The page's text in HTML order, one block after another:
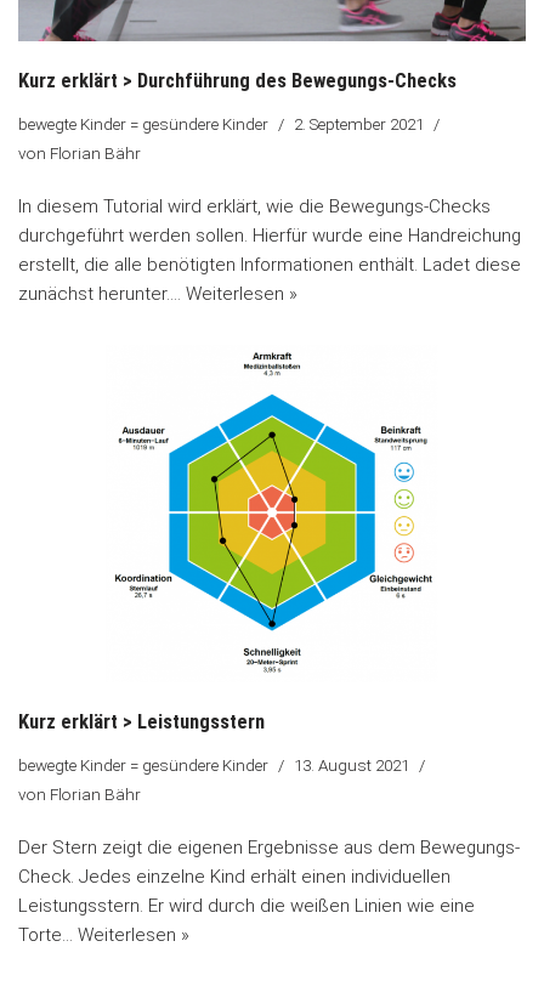
Kurz erklärt > Durchführung des Bewegungs-Checks
bewegte Kinder = gesündere Kinder
2. September 2021
von Florian Bähr
In diesem Tutorial wird erklärt, wie die Bewegungs-Checks
durchgeführt werden sollen. Hierfür wurde eine Handreichung
erstellt, die alle benötigten Informationen enthält. Ladet diese
zunächst herunter.… Weiterlesen »
Kurz erklärt > Leistungsstern
bewegte Kinder = gesündere Kinder
13. August 2021
von Florian Bähr
Der Stern zeigt die eigenen Ergebnisse aus dem Bewegungs-
Check. Jedes einzelne Kind erhält einen individuellen
Leistungsstern. Er wird durch die weißen Linien wie eine
Torte… Weiterlesen »